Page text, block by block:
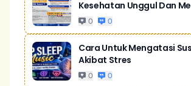
Kesehatan Unggul Dan
0 0
Cara Untuk Mengatasi
Akibat Stres
0 0